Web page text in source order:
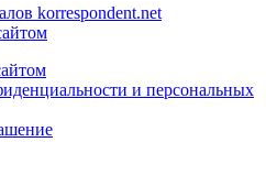
korrespondent.net
и персональных